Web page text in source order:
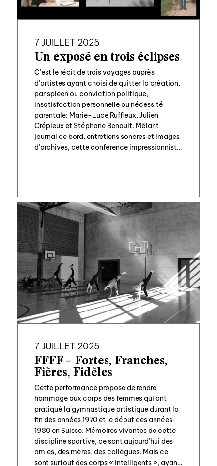
7 JUILLET 2025
Un exposé en trois éclipses
C’est le récit de trois voyages auprès
d’artistes ayant choisi de quitter la création,
par spleen ou conviction politique,
insatisfaction personnelle ou nécessité
parentale: Marie-Luce Ruffieux, Julien
Crépieux et Stéphane Benault. Mêlant
journal de bord, entretiens sonores et images
d’archives, cette conférence impressionniste
7 JUILLET 2025
FFFF – Fortes, Franches,
Fières, Fidèles
Cette performance propose de rendre
hommage aux corps des femmes qui ont
pratiqué la gymnastique artistique durant la
fin des années 1970 et le début des années
1980 en Suisse. Mémoires vivantes de cette
discipline sportive, ce sont aujourd’hui des
amies, des mères, des collègues. Mais ce
sont surtout des corps « intelligents », ayant